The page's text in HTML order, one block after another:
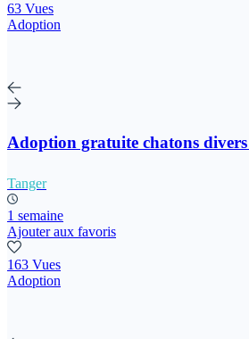
63 Vues
Adoption
Adoption gratuite chatons divers
Tanger
1 semaine
Ajouter aux favoris
163 Vues
Adoption